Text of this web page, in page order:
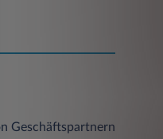
Geschäftspartnern